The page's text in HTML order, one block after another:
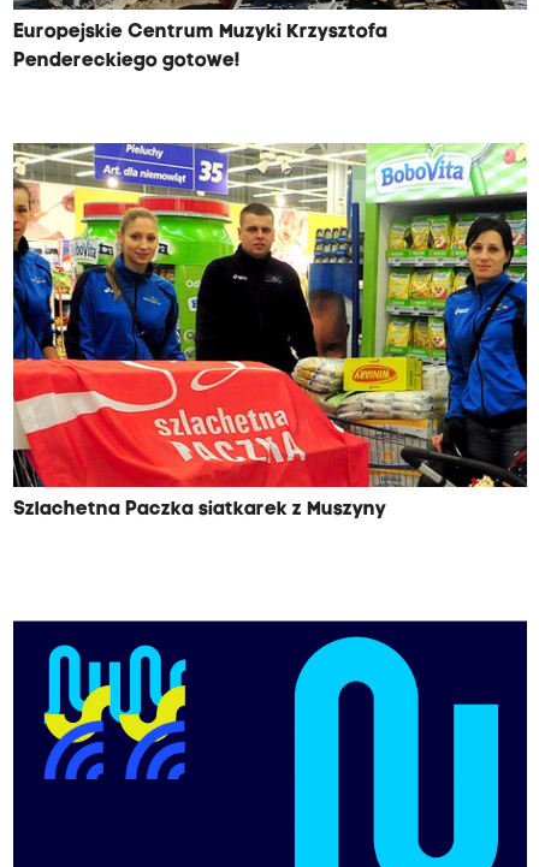
Europejskie Centrum Muzyki Krzysztofa
Pendereckiego gotowe!
Szlachetna Paczka siatkarek z Muszyny